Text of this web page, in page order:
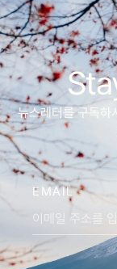
뉴스레터를 구독하
EMAIL